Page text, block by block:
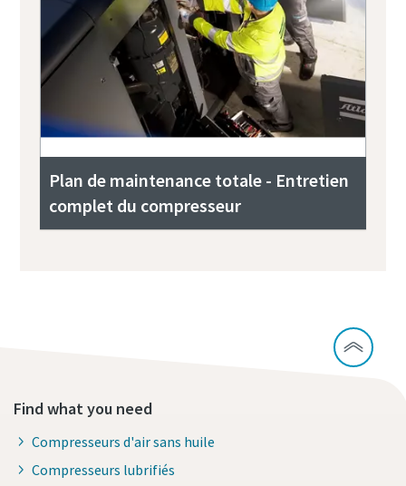
Plan de maintenance totale - Entretien
complet du compresseur
Find what you need
Compresseurs d'air sans huile
Compresseurs lubrifiés